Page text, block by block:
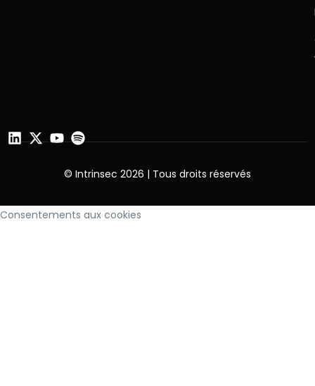
© Intrinsec 2026 | Tous droits réservés
Consentements aux cookies